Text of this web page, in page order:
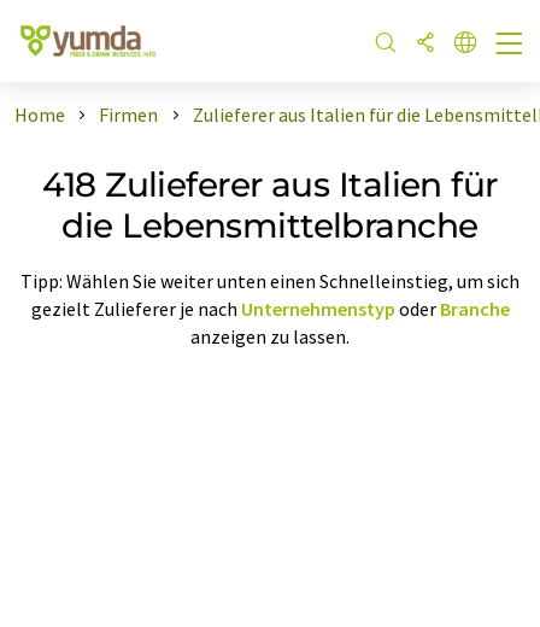
Home Firmen Zulieferer aus Italien für die
418 Zulieferer aus Italien für
die Lebensmittelbranche
Tipp: Wählen Sie weiter unten einen Schnelleinstieg, um sich
gezielt Zulieferer je nach Unternehmenstyp oder Branche
anzeigen zu lassen.